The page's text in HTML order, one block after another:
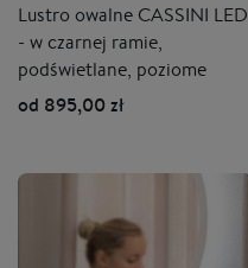
Lustro owalne CASSINI LED
- w czarnej ramie,
podświetlane, poziome
od 895,00 zł